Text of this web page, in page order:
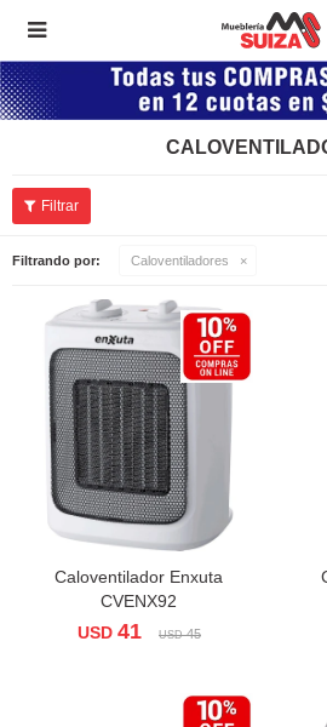

Filtrando por: Caloventiladores
Caloventilador Enxuta
CVENX92
USD 41 USD 45